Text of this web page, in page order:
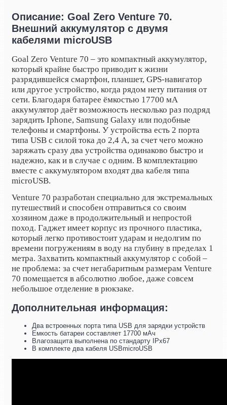
Описание: Goal Zero Venture 70.
Внешний аккумулятор c двумя
кабелями microUSB
Goal Zero Venture 70 – это компактный аккумулятор,
который крайне быстро приводит к жизни
разрядившейся смартфон, планшет, GPS-навигатор
или другое устройство, когда рядом нету питания от
сети. Благодаря батарее ёмкостью 17700 мА
аккумулятор даёт возможность несколько раз подряд
зарядить Iphone, Samsung Galaxy или подобные
телефоны и смартфоны. У устройства есть 2 порта
типа USB с силой тока до 2,4 A, за счет чего можно
заряжать сразу два устройства одинаково быстро и
надежно, как и в случае с одним. В комплектацию
вместе с аккумулятором входят два кабеля типа
microUSB.
Venture 70 разработан специально для экстремальных
путешествий и способен отправиться со своим
хозяином даже в продолжительный и непростой
поход. Гаджет имеет корпус из прочного пластика,
который легко противостоит ударам и недолгим по
времени погружениям в воду на глубину в пределах 1
метра. Захватить компактный аккумулятор с собой –
не проблема: за счет негабаритным размерам Venture
70 помещается в абсолютно любое, даже совсем
небольшое отделение в рюкзаке.
Дополнительная информация:
Два встроенных порта типа USB для зарядки устройств
Емкость батареи составляет 17700 мАч
Влагозащита выполнена по стандарту IPx67
В комплекте два кабеля USBmicroUSB